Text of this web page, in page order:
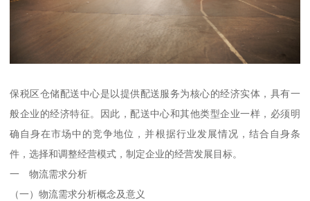
保税区仓储配送中心是以提供配送服务为核心的经济实体，具有一
般企业的经济特征。因此，配送中心和其他类型企业一样，必须明
确自身在市场中的竞争地位，并根据行业发展情况，结合自身条
件，选择和调整经营模式，制定企业的经营发展目标。
一 物流需求分析
（一）物流需求分析概念及意义